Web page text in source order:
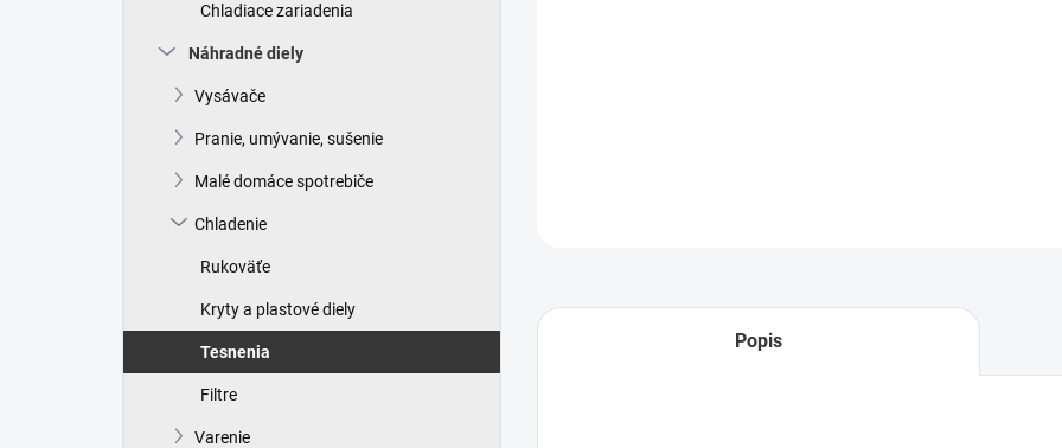
Chladiace zariadenia
Náhradné diely
Vysávače
Pranie, umývanie, sušenie
Malé domáce spotrebiče
Chladenie
Rukoväťe
Kryty a plastové diely
Tesnenia
Filtre
Varenie
Popis